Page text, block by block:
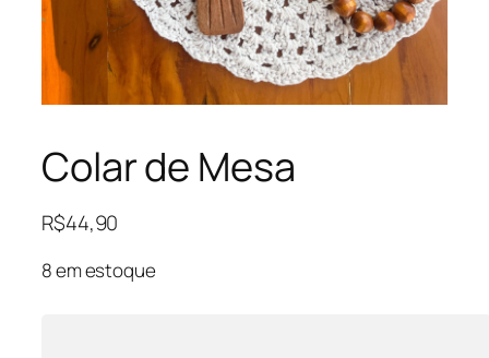
Colar de Mesa
R$44,90
8 em estoque